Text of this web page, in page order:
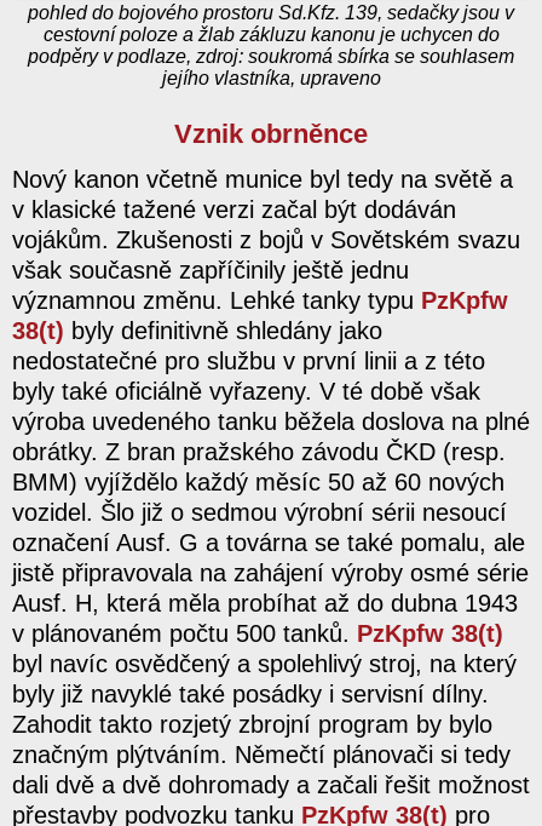
pohled do bojového prostoru Sd.Kfz. 139, sedačky jsou v
cestovní poloze a žlab zákluzu kanonu je uchycen do
podpěry v podlaze, zdroj: soukromá sbírka se souhlasem
jejího vlastníka, upraveno
Vznik obrněnce
Nový kanon včetně munice byl tedy na světě a
v klasické tažené verzi začal být dodáván
vojákům. Zkušenosti z bojů v Sovětském svazu
však současně zapříčinily ještě jednu
významnou změnu. Lehké tanky typu PzKpfw
38(t) byly definitivně shledány jako
nedostatečné pro službu v první linii a z této
byly také oficiálně vyřazeny. V té době však
výroba uvedeného tanku běžela doslova na plné
obrátky. Z bran pražského závodu ČKD (resp.
BMM) vyjíždělo každý měsíc 50 až 60 nových
vozidel. Šlo již o sedmou výrobní sérii nesoucí
označení Ausf. G a továrna se také pomalu, ale
jistě připravovala na zahájení výroby osmé série
Ausf. H, která měla probíhat až do dubna 1943
v plánovaném počtu 500 tanků. PzKpfw 38(t)
byl navíc osvědčený a spolehlivý stroj, na který
byly již navyklé také posádky i servisní dílny.
Zahodit takto rozjetý zbrojní program by bylo
značným plýtváním. Němečtí plánovači si tedy
dali dvě a dvě dohromady a začali řešit možnost
přestavby podvozku tanku PzKpfw 38(t) pro